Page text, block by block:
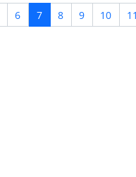
6 7 8 9 10 11